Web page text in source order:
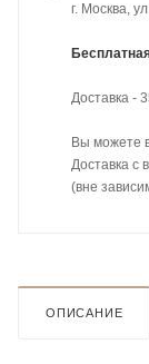
г. Москва,
Доставка -
Вы можете
Доставка с
(вне
ОПИСАНИЕ